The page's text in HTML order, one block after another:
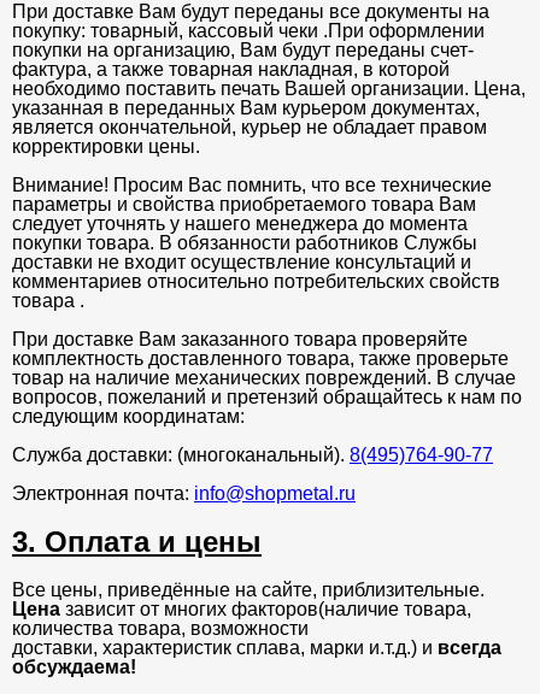
При доставке Вам будут переданы все документы на
покупку: товарный, кассовый чеки .При оформлении
покупки на организацию, Вам будут переданы счет-
фактура, а также товарная накладная, в которой
необходимо поставить печать Вашей организации. Цена,
указанная в переданных Вам курьером документах,
является окончательной, курьер не обладает правом
корректировки цены.
Внимание! Просим Вас помнить, что все технические
параметры и свойства приобретаемого товара Вам
следует уточнять у нашего менеджера до момента
покупки товара. В обязанности работников Службы
доставки не входит осуществление консультаций и
комментариев относительно потребительских свойств
товара .
При доставке Вам заказанного товара проверяйте
комплектность доставленного товара, также проверьте
товар на наличие механических повреждений. В случае
вопросов, пожеланий и претензий обращайтесь к нам по
следующим координатам:
Служба доставки: (многоканальный). 8(495)764-90-77
Электронная почта: info@shopmetal.ru
3. Оплата и цены
Все цены, приведённые на сайте, приблизительные.
Цена зависит от многих факторов(наличие товара,
количества товара, возможности
доставки, характеристик сплава, марки и.т.д.) и всегда
обсуждаема!